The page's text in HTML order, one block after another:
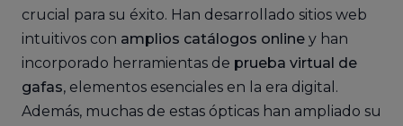
crucial para su éxito. Han desarrollado sitios web
intuitivos con amplios catálogos online y han
incorporado herramientas de prueba virtual de
gafas, elementos esenciales en la era digital.
Además, muchas de estas ópticas han ampliado su